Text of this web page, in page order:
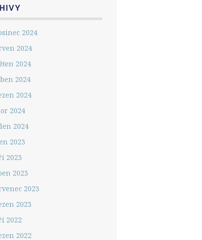
2024
2024
2024
2024
2024
2024
2024
2023
2023
2023
2023
2023
2022
2022